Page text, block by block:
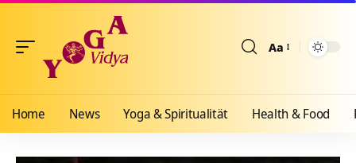
Aa
Home News Yoga & Spiritualität Health & Food